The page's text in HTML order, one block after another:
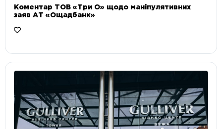
Коментар ТОВ «Три О» щодо маніпулятивних
заяв АТ «Ощадбанк»